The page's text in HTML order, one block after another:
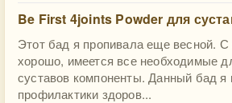
Be First 4joints Powder для
Этот бад я пропивала еще весной. С
хорошо, имеется все необходимые
суставов компоненты. Данный бад я
профилактики здоров...